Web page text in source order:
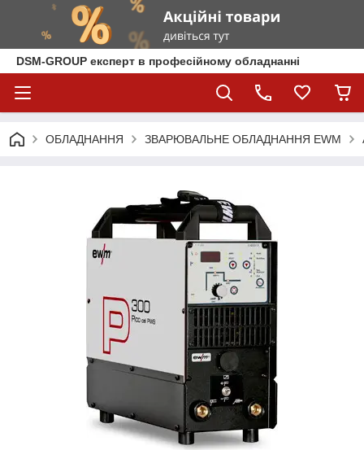
DSM-GROUP експерт в професійному обладнанні
ОБЛАДНАННЯ ЗВАРЮВАЛЬНЕ ОБЛАДНАННЯ EWM